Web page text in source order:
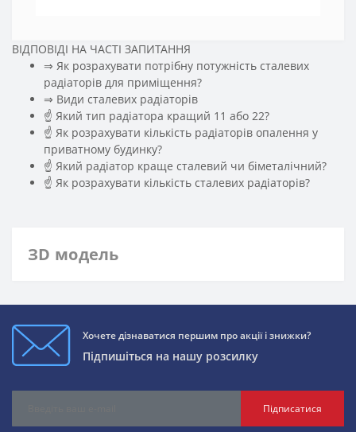
ВІДПОВІДІ НА ЧАСТІ ЗАПИТАННЯ
⇒ Як розрахувати потрібну потужність сталевих
радіаторів для приміщення?
️⇒ Види сталевих радіаторів
☝ Який тип радіатора кращий 11 або 22?
☝ Як розрахувати кількість радіаторів опалення у
приватному будинку?
☝ Який радіатор краще сталевий чи біметалічний?
☝ Як розрахувати кількість сталевих радіаторів?
ЗD модель
Хочете дізнаватися першим про акції і знижки?
Підпишіться на нашу розсилку
Підписатися